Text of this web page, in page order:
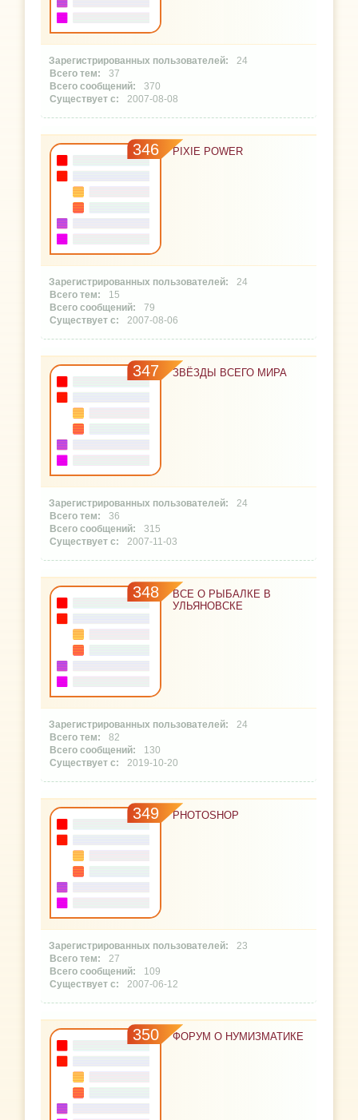
24
37
370
2007-08-08
346 PIXIE POWER
24
15
79
2007-08-06
347 ЗВЁЗДЫ ВСЕГО МИРА
24
36
315
2007-11-03
348
ВСЕ О РЫБАЛКЕ В
УЛЬЯНОВСКЕ
24
82
130
2019-10-20
349 PHOTOSHOP
23
27
109
2007-06-12
350 ФОРУМ О НУМИЗМАТИКЕ